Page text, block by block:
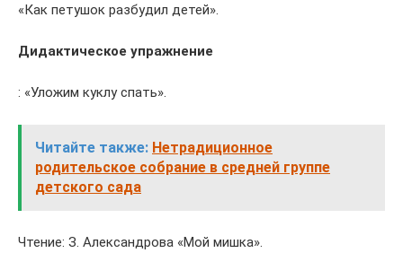
«Как петушок разбудил детей».
Дидактическое упражнение
: «Уложим куклу спать».
Читайте также: Нетрадиционное
родительское собрание в средней группе
детского сада
Чтение: З. Александрова «Мой мишка».